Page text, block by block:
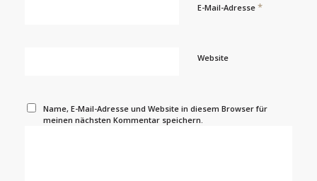
E-Mail-Adresse *
Website
Name, E-Mail-Adresse und Website in diesem Browser für
meinen nächsten Kommentar speichern.